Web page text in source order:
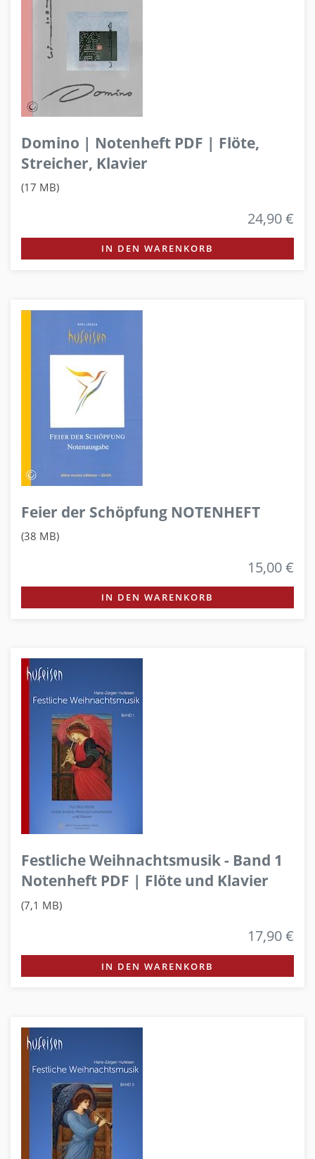
Domino | Notenheft PDF | Flöte,
Streicher, Klavier
(17 MB)
24,90 €
IN DEN WARENKORB
Feier der Schöpfung NOTENHEFT
(38 MB)
15,00 €
IN DEN WARENKORB
Festliche Weihnachtsmusik - Band 1
Notenheft PDF | Flöte und Klavier
(7,1 MB)
17,90 €
IN DEN WARENKORB